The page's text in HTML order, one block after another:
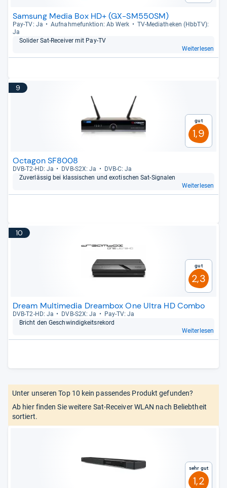
Samsung Media Box HD+ (GX-SM550SM)
Pay-​TV: Ja Auf­nah­me­funk­tion: Ab Werk
TV-​Media­the­ken (HbbTV):
Ja
Soli­der Sat-​Recei­ver mit Pay-​TV
Weiterlesen
9
Gut
1,9
Octagon SF8008
DVB-​T2-​HD: Ja DVB-​S2X: Ja
DVB-​C: Ja
Zuver­läs­sig bei klas­si­schen und exo­ti­schen Sat-​Signa­len
Weiterlesen
10
Gut
2,3
Dream Multimedia Dreambox One Ultra HD Combo
DVB-​T2-​HD: Ja DVB-​S2X: Ja
Pay-​TV: Ja
Bricht den Geschwin­dig­keits­re­kord
Weiterlesen
Unter unseren Top 10 kein passendes Produkt gefunden?
Ab hier finden Sie weitere Sat-Receiver WLAN nach Beliebtheit
sortiert.
Sehr gut
1,2